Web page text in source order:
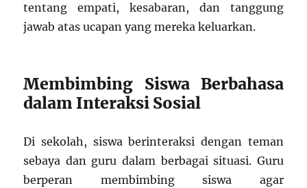
tentang empati, kesabaran, dan tanggung
jawab atas ucapan yang mereka keluarkan.
Membimbing Siswa Berbahasa
dalam Interaksi Sosial
Di sekolah, siswa berinteraksi dengan teman
sebaya dan guru dalam berbagai situasi. Guru
berperan membimbing siswa agar